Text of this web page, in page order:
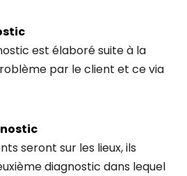
est élaboré suite à la
par le client et ce via
seront sur les lieux, ils
diagnostic dans lequel